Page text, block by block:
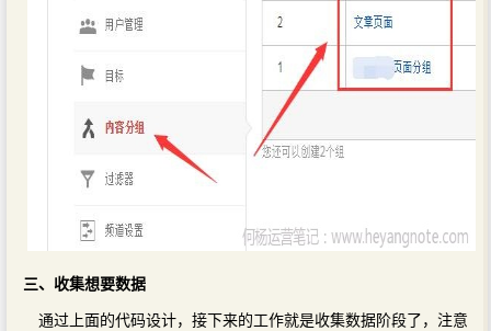
三、收集想要数据
通过上面的代码设计，接下来的工作就是收集数据阶段了，注意